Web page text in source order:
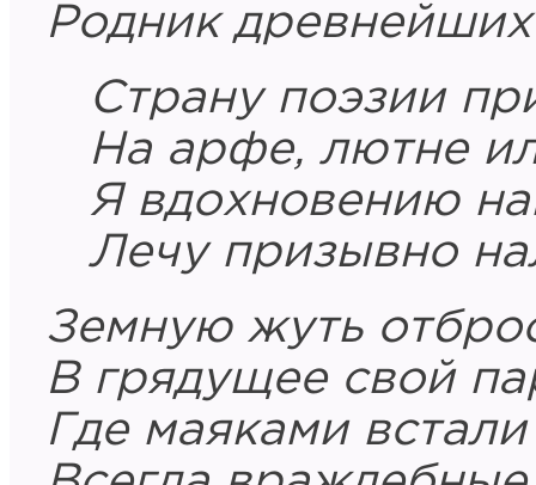
Родник
Страну поэзии
На арфе, лютне
Я вдохновению
Лечу призывно
Земную жуть
В грядущее свой
Где маяками встали